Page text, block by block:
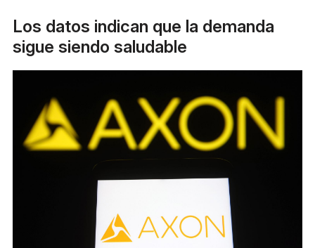
Los datos indican que la demanda
sigue siendo saludable